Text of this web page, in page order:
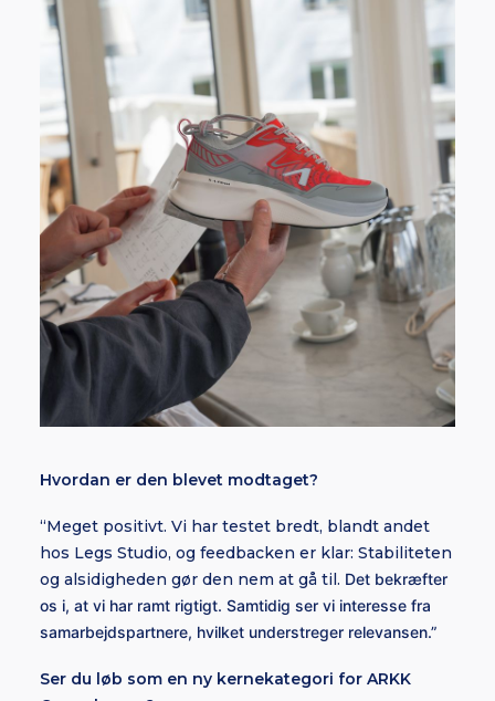
Hvordan er den blevet modtaget?
“Meget positivt. Vi har testet bredt, blandt andet
hos Legs Studio, og feedbacken er klar: Stabiliteten
og alsidigheden gør den nem at gå til. Det bekræfter
os i, at vi har ramt rigtigt. Samtidig ser vi interesse fra
samarbejdspartnere, hvilket understreger relevansen.”
Ser du løb som en ny kernekategori for ARKK